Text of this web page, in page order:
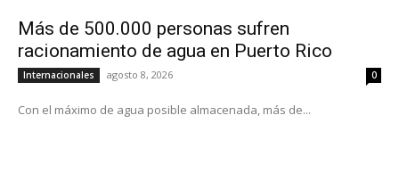
Más de 500.000 personas sufren
racionamiento de agua en Puerto Rico
Internacionales agosto 8, 2026 0
Con el máximo de agua posible almacenada, más de...